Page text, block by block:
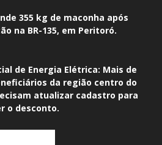
355 kg de maconha após
na BR-135, em Peritoró.
de Energia Elétrica: Mais de
da região centro do
atualizar cadastro para
o desconto.